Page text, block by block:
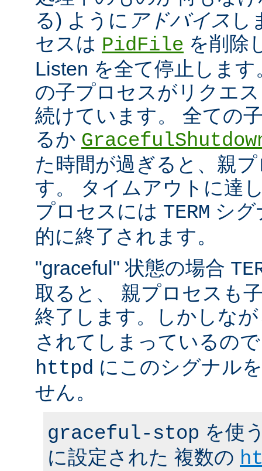
る) ように アドバイス し
セスは PidFile を削除
Listen を全て停止しま
の子プロセスがリクエ
続けています。 全ての
るか
た時間が過ぎると、親
す。 タイムアウトに達
プロセスには TERM シ
的に終了されます。
"graceful" 状態の場合
取ると、 親プロセスも
終了します。しかしな
されてしまっているの
httpd にこのシグナル
せん。
graceful-stop を使
に設定された 複数の